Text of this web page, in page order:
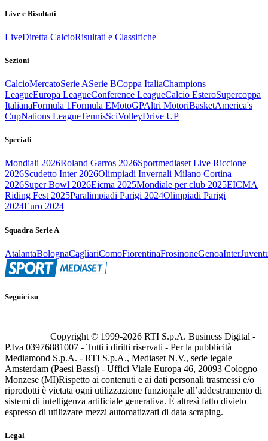
Live e Risultati
LiveDiretta CalcioRisultati e Classifiche
Sezioni
CalcioMercatoSerie ASerie BCoppa ItaliaChampions
LeagueEuropa LeagueConference LeagueCalcio EsteroSupercoppa
ItalianaFormula 1Formula EMotoGPAltri MotoriBasketAmerica's
CupNations LeagueTennisSciVolleyDrive UP
Speciali
Mondiali 2026Roland Garros 2026Sportmediaset Live Riccione
2026Scudetto Inter 2026Olimpiadi Invernali Milano Cortina
2026Super Bowl 2026Eicma 2025Mondiale per club 2025EICMA
Riding Fest 2025Paralimpiadi Parigi 2024Olimpiadi Parigi
2024Euro 2024
Squadra Serie A
AtalantaBolognaCagliariComoFiorentinaFrosinoneGenoaInter
Seguici su
Copyright © 1999-2026 RTI S.p.A. Business Digital -
P.Iva 03976881007 - Tutti i diritti riservati - Per la pubblicità
Mediamond S.p.A. - RTI S.p.A., Mediaset N.V., sede legale
Amsterdam (Paesi Bassi) - Uffici Viale Europa 46, 20093 Cologno
Monzese (MI)Rispetto ai contenuti e ai dati personali trasmessi e/o
riprodotti è vietata ogni utilizzazione funzionale all’addestramento di
sistemi di intelligenza artificiale generativa. È altresì fatto divieto
espresso di utilizzare mezzi automatizzati di data scraping.
Legal